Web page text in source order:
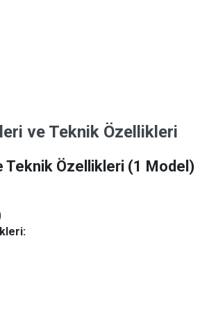
ve Teknik Özellikleri
Teknik Özellikleri (1 Model)